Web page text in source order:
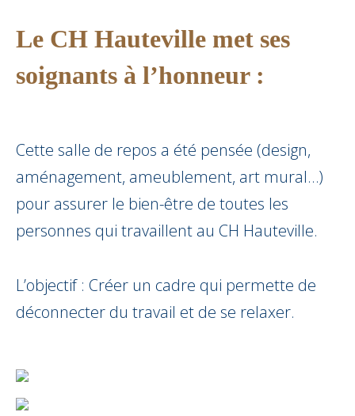
Le CH Hauteville met ses
soignants à l’honneur :
Cette salle de repos a été pensée (design,
aménagement, ameublement, art mural…)
pour assurer le bien-être de toutes les
personnes qui travaillent au CH Hauteville.
L’objectif : Créer un cadre qui permette de
déconnecter du travail et de se relaxer.